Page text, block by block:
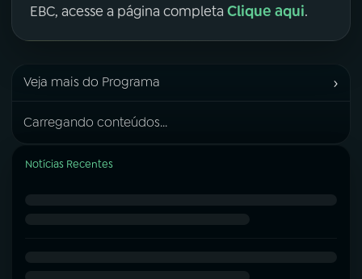
EBC, acesse a página completa Clique aqui.
Veja mais do Programa ›
Carregando conteúdos...
Notícias Recentes